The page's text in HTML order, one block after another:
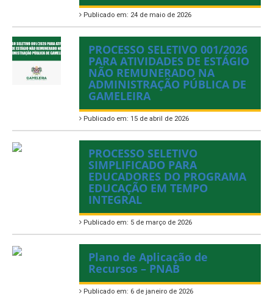
Publicado em: 24 de maio de 2026
PROCESSO SELETIVO 001/2026
PARA ATIVIDADES DE ESTÁGIO
NÃO REMUNERADO NA
ADMINISTRAÇÃO PÚBLICA DE
GAMELEIRA
Publicado em: 15 de abril de 2026
PROCESSO SELETIVO
SIMPLIFICADO PARA
EDUCADORES DO PROGRAMA
EDUCAÇÃO EM TEMPO
INTEGRAL
Publicado em: 5 de março de 2026
Plano de Aplicação de
Recursos – PNAB
Publicado em: 6 de janeiro de 2026